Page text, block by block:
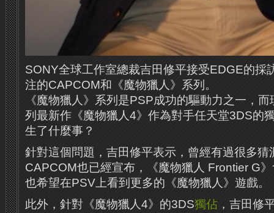
SONY全球工作室總裁吉田修平接受EDGE的採
注的CAPCOM和《魔物獵人》系列。
《魔物獵人》系列是PSP成功的驅動力之一，
列最新作《魔物獵人4》作為對手任天堂3DS的
生了什麼事？
針對這個問題，吉田修平表示，曾​​經有過很多猜
CAPCOM也已經宣布，《魔物獵人 Frontier G
也希望在PSV上看到更多的《魔物獵人》遊戲。
此外，針對《魔物獵人4》的3DS獨佔 ，吉田修